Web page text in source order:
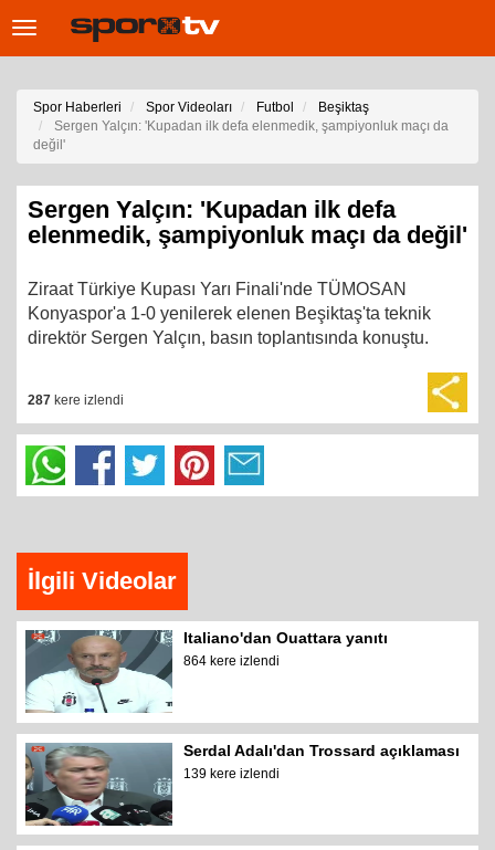
Toggle
Spor Haberleri Spor Videoları Futbol
Beşiktaş
Sergen Yalçın: 'Kupadan ilk defa elenmedik, şampiyonluk maçı da
değil'
Sergen Yalçın: 'Kupadan ilk defa
elenmedik, şampiyonluk maçı da değil'
Ziraat Türkiye Kupası Yarı Finali'nde TÜMOSAN
Konyaspor'a 1-0 yenilerek elenen Beşiktaş'ta teknik
direktör Sergen Yalçın, basın toplantısında konuştu.
287 kere izlendi
İlgili Videolar
Italiano'dan Ouattara yanıtı
864 kere izlendi
Serdal Adalı'dan Trossard açıklaması
139 kere izlendi